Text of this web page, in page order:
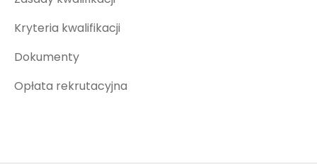
Kryteria kwalifikacji
Dokumenty
Opłata rekrutacyjna